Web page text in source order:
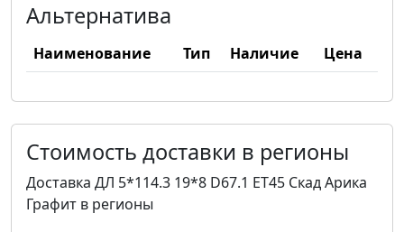
Альтернатива
Наименование Тип Наличие Цена
Стоимость доставки в регионы
Доставка ДЛ 5*114.3 19*8 D67.1 ET45 Скад Арика
Графит в регионы